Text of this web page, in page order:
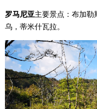
罗马尼亚主要景点：布加勒
乌，蒂米什瓦拉。